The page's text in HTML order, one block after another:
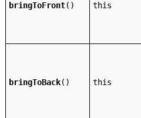
bringToFront() this
bringToBack() this